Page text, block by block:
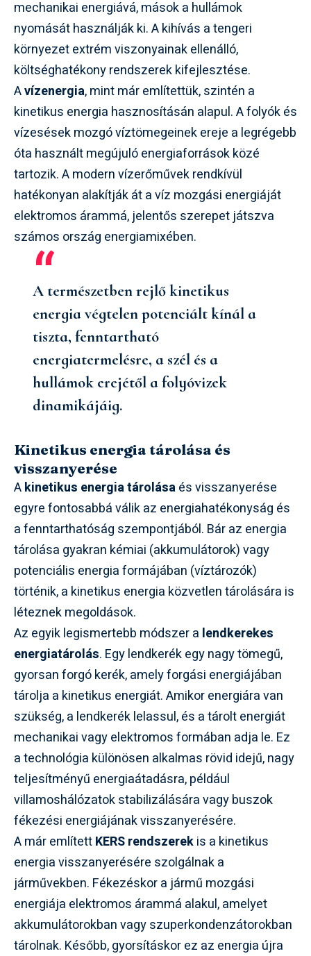
mechanikai energiává, mások a hullámok
nyomását használják ki. A kihívás a tengeri
környezet extrém viszonyainak ellenálló,
költséghatékony rendszerek kifejlesztése.
Avízenergia, mint már említettük, szintén a
kinetikus energia hasznosításán alapul. A folyók és
vízesések mozgó víztömegeinek ereje a legrégebb
óta használt megújuló energiaforrások közé
tartozik. A modern vízerőművek rendkívül
hatékonyan alakítják át a víz mozgási energiáját
elektromos árammá, jelentős szerepet játszva
számos ország energiamixében.
A természetben rejlő kinetikus
energia végtelen potenciált kínál a
tiszta, fenntartható
energiatermelésre, a szél és a
hullámok erejétől a folyóvizek
dinamikájáig.
Kinetikus energia tárolása és
visszanyerése
Akinetikus energia tárolásaés visszanyerése
egyre fontosabbá válik az energiahatékonyság és
a fenntarthatóság szempontjából. Bár az energia
tárolása gyakran kémiai (akkumulátorok) vagy
potenciális energia formájában (víztározók)
történik, a kinetikus energia közvetlen tárolására is
léteznek megoldások.
Az egyik legismertebb módszer a lendkerekes
energiatárolás. Egy lendkerék egy nagy tömegű,
gyorsan forgó kerék, amely forgási energiájában
tárolja a kinetikus energiát. Amikor energiára van
szükség, a lendkerék lelassul, és a tárolt energiát
mechanikai vagy elektromos formában adja le. Ez
a technológia különösen alkalmas rövid idejű, nagy
teljesítményű energiaátadásra, például
villamoshálózatok stabilizálására vagy buszok
fékezési energiájának visszanyerésére.
A már említettKERS rendszerekis a kinetikus
energia visszanyerésére szolgálnak a
járművekben. Fékezéskor a jármű mozgási
energiája elektromos árammá alakul, amelyet
akkumulátorokban vagy szuperkondenzátorokban
tárolnak. Később, gyorsításkor ez az energia újra